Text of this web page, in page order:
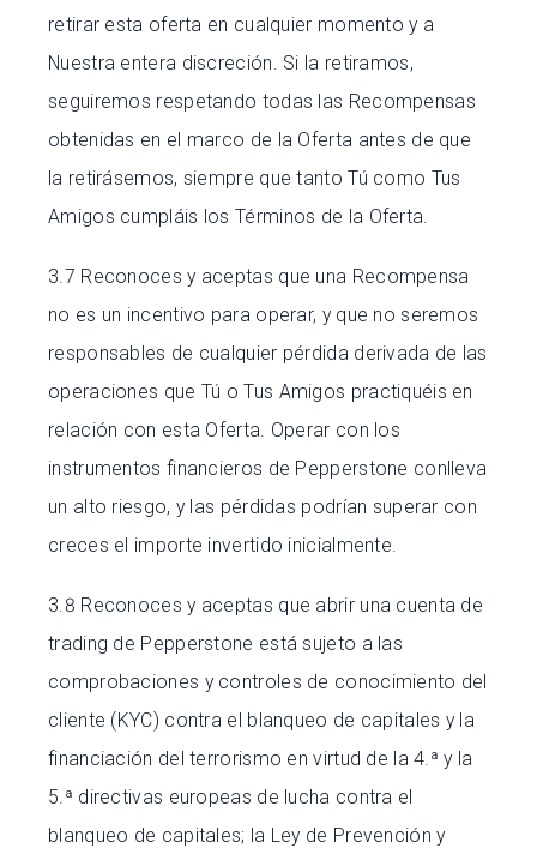
retirar esta oferta en cualquier momento y a
Nuestra entera discreción. Si la retiramos,
seguiremos respetando todas las Recompensas
obtenidas en el marco de la Oferta antes de que
la retirásemos, siempre que tanto Tú como Tus
Amigos cumpláis los Términos de la Oferta.
3.7 Reconoces y aceptas que una Recompensa
no es un incentivo para operar, y que no seremos
responsables de cualquier pérdida derivada de las
operaciones que Tú o Tus Amigos practiquéis en
relación con esta Oferta. Operar con los
instrumentos financieros de Pepperstone conlleva
un alto riesgo, y las pérdidas podrían superar con
creces el importe invertido inicialmente.
3.8 Reconoces y aceptas que abrir una cuenta de
trading de Pepperstone está sujeto a las
comprobaciones y controles de conocimiento del
cliente (KYC) contra el blanqueo de capitales y la
financiación del terrorismo en virtud de la 4.ª y la
5.ª directivas europeas de lucha contra el
blanqueo de capitales; la Ley de Prevención y